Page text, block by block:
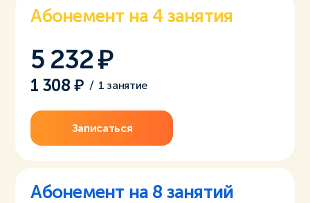
Абонемент на 4 занятия
5 232
1 308 / 1 занятие
Записаться
Абонемент на 8 занятий